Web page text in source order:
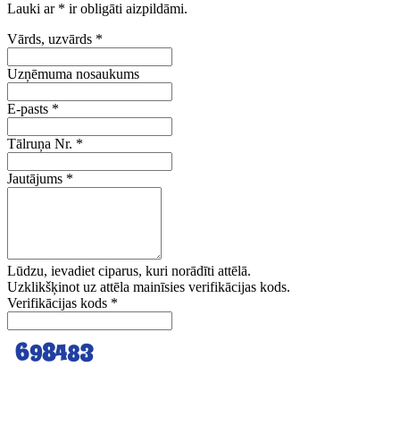
Lauki ar * ir obligāti aizpildāmi.
Vārds, uzvārds *
Uzņēmuma nosaukums
E-pasts *
Tālruņa Nr. *
Jautājums *
Lūdzu, ievadiet ciparus, kuri norādīti attēlā.
Uzklikšķinot uz attēla mainīsies verifikācijas kods.
Verifikācijas kods *